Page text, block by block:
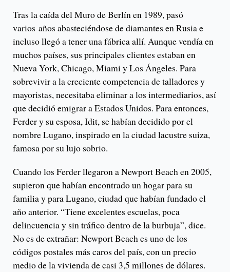
Tras la caída del Muro de Berlín en 1989, pasó
varios años abasteciéndose de diamantes en Rusia e
incluso llegó a tener una fábrica allí. Aunque vendía en
muchos países, sus principales clientes estaban en
Nueva York, Chicago, Miami y Los Ángeles. Para
sobrevivir a la creciente competencia de talladores y
mayoristas, necesitaba eliminar a los intermediarios, así
que decidió emigrar a Estados Unidos. Para entonces,
Ferder y su esposa, Idit, se habían decidido por el
nombre Lugano, inspirado en la ciudad lacustre suiza,
famosa por su lujo sobrio.
Cuando los Ferder llegaron a Newport Beach en 2005,
supieron que habían encontrado un hogar para su
familia y para Lugano, ciudad que habían fundado el
año anterior. “Tiene excelentes escuelas, poca
delincuencia y sin tráfico dentro de la burbuja”, dice.
No es de extrañar: Newport Beach es uno de los
códigos postales más caros del país, con un precio
medio de la vivienda de casi 3,5 millones de dólares.